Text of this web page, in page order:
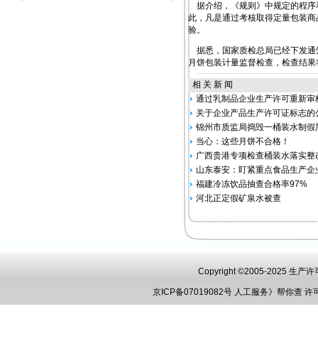
据介绍，《规则》中规定的程序
此，凡是通过考核取得定量包装
验。
据悉，国家质检总局已经下发通
月饼包装计量监督检查，检查结
相 关 新 闻
通过乳制品企业生产许可重新审
关于企业产品生产许可证标志的
锦州市质监局捣毁一桶装水制假
当心：这些月饼不合格！
广西贵港专项检查桶装水落实整
山东泰安：盯紧重点食品生产企
福建冷冻饮品抽查合格率97%
河北正定假矿泉水被查
Copyright ©2005-2025 生产许
京ICP备07019082号 人工服务》帮你查 许